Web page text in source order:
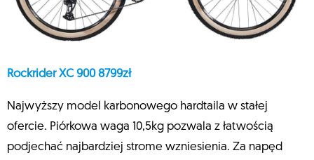
Rockrider XC 900 8799zł
Najwyższy model karbonowego hardtaila w stałej
ofercie. Piórkowa waga 10,5kg pozwala z łatwością
podjechać najbardziej strome wzniesienia. Za napęd